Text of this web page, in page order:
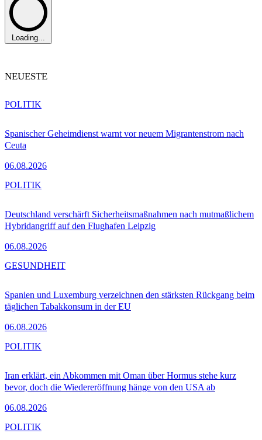
Loading...
NEUESTE
Spanischer Geheimdienst warnt vor neuem Migrantenstrom nach
Ceuta
06.08.2026
POLITIK
Deutschland verschärft Sicherheitsmaßnahmen nach mutmaßlichem
Hybridangriff auf den Flughafen Leipzig
06.08.2026
POLITIK
Spanien und Luxemburg verzeichnen den stärksten Rückgang beim
täglichen Tabakkonsum in der EU
06.08.2026
GESUNDHEIT
Iran erklärt, ein Abkommen mit Oman über Hormus stehe kurz
bevor, doch die Wiedereröffnung hänge von den USA ab
06.08.2026
POLITIK
POLITIK